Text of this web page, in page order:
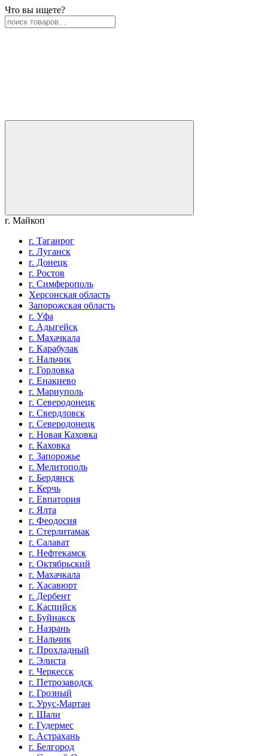
Что вы ищете?
г. Майкоп
г. Таганрог
г. Луганск
г. Донецк
г. Ростов
г. Симферополь
Херсонская область
Запорожская область
г. Уфа
г. Адыгейск
г. Махачкала
г. Карабулак
г. Нальчик
г. Горловка
г. Енакиево
г. Мариуполь
г. Северодонецк
г. Свердловск
г. Северодонецк
г. Новая Каховка
г. Каховка
г. Запорожье
г. Мелитополь
г. Бердянск
г. Керчь
г. Евпатория
г. Ялта
г. Феодосия
г. Стерлитамак
г. Салават
г. Нефтекамск
г. Октябрьский
г. Махачкала
г. Хасавюрт
г. Дербент
г. Каспийск
г. Буйнакск
г. Назрань
г. Нальчик
г. Прохладный
г. Элиста
г. Черкесск
г. Петрозаводск
г. Грозный
г. Урус-Мартан
г. Шали
г. Гудермес
г. Астрахань
г. Белгород